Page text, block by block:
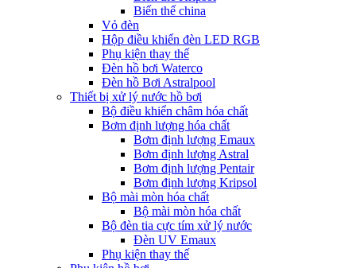
Biến thế china
Vỏ đèn
Hộp điều khiển đèn LED RGB
Phụ kiện thay thế
Đèn hồ bơi Waterco
Đèn hồ Bơi Astralpool
Thiết bị xử lý nước hồ bơi
Bộ điều khiển châm hóa chất
Bơm định lượng hóa chất
Bơm định lượng Emaux
Bơm định lượng Astral
Bơm định lượng Pentair
Bơm định lượng Kripsol
Bộ mài mòn hóa chất
Bộ mài mòn hóa chất
Bộ đèn tia cực tím xử lý nước
Đèn UV Emaux
Phụ kiện thay thế